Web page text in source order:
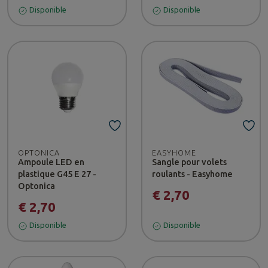
Disponible Disponible
OPTONICA
Ampoule LED en
plastique G45 E 27 -
Optonica
€ 2,70
Disponible
EASYHOME
Sangle pour volets
roulants - Easyhome
€ 2,70
Disponible